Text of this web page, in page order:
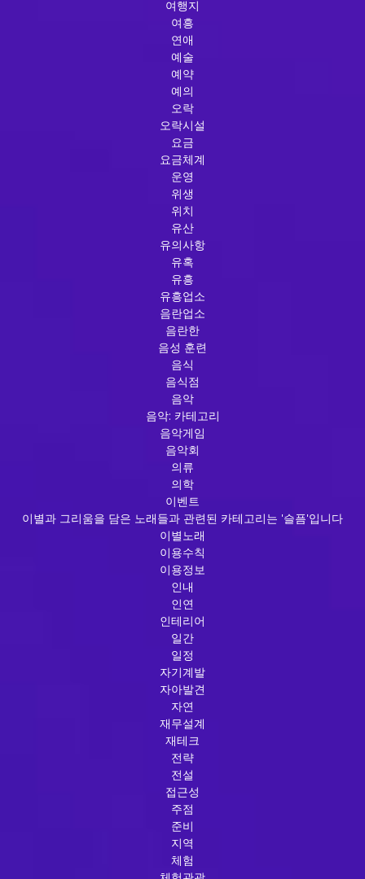
여행지
여흥
연애
예술
예약
예의
오락
오락시설
요금
요금체계
운영
위생
위치
유산
유의사항
유혹
유흥
유흥업소
음란업소
음란한
음성 훈련
음식
음식점
음악
음악: 카테고리
음악게임
음악회
의류
의학
이벤트
이별과 그리움을 담은 노래들과 관련된 카테고리는 '슬픔'입니다
이별노래
이용수칙
이용정보
인내
인연
인테리어
일간
일정
자기계발
자아발견
자연
재무설계
재테크
전략
전설
접근성
주점
준비
지역
체험